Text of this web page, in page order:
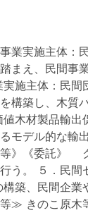
業実施主体：
え、民間
施主体：民
構築し、木
値木材製品
デル的な
》《委託》
う。 ５．民
、民間企業
きのこ原